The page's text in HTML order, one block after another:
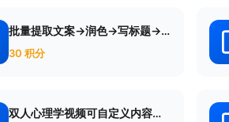
批量提取文案->润色->写标题->
配音-
30 积分
双人心理学视频可自定义内容和